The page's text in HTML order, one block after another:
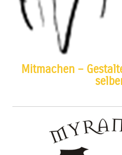
Mitmachen –